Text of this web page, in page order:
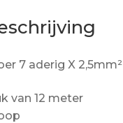
7 aderig X 2,5mm²
van 12 meter